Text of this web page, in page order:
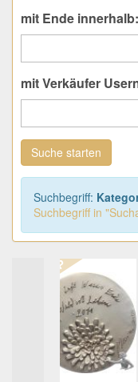
mit Ende innerhalb:
mit Verkäufer
Suche starten
Suchbegriff:
Suchbegriff in
T O P